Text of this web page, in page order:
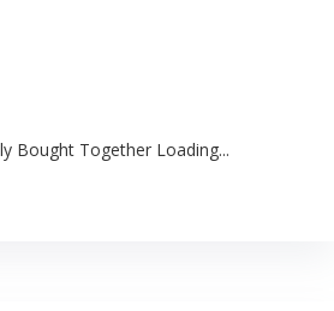
Bought Together Loading...